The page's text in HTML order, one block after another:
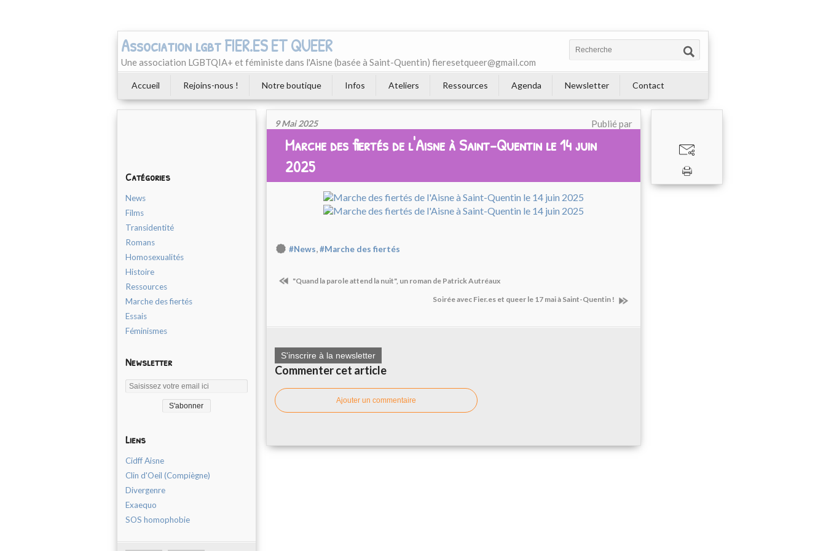
Association lgbt FIER.ES ET QUEER
Une association LGBTQIA+ et féministe dans l'Aisne (basée à Saint-Quentin) fieresetqueer@gmail.com
Accueil Rejoins-nous ! Notre boutique Infos Ateliers Ressources Agenda Newsletter Contact
Catégories
News
Films
Transidentité
Romans
Homosexualités
Histoire
Ressources
Marche des fiertés
Essais
Féminismes
Newsletter
Liens
Cidff Aisne
Clin d'Oeil (Compiègne)
Divergenre
Exaequo
SOS homophobie
9 Mai 2025 Publié par
Marche des fiertés de l'Aisne à Saint-Quentin le 14 juin
2025
#News,#Marche des fiertés
"Quand la parole attend la nuit", un roman de Patrick Autréaux
Soirée avec Fier.es et queer le 17 mai à Saint-Quentin !
S'inscrire à la newsletter
Commenter cet article
Ajouter un commentaire